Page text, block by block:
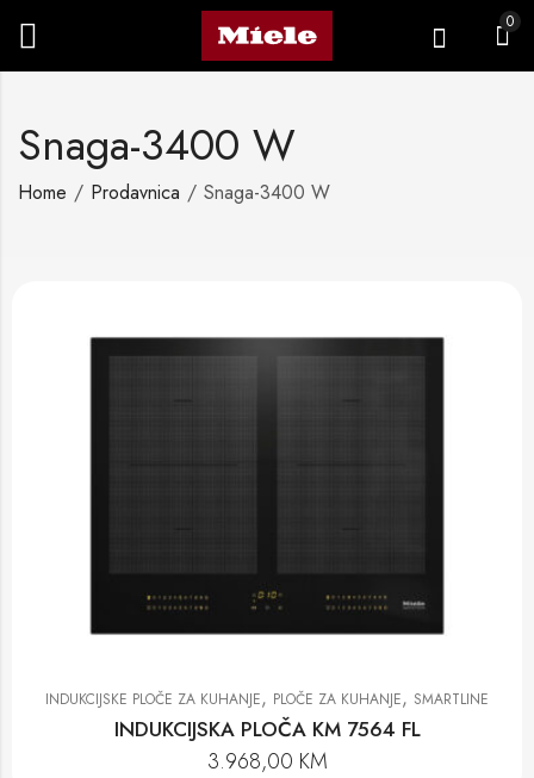
0
Snaga-3400 W
Home Prodavnica Snaga-3400 W
INDUKCIJSKE PLOČE ZA KUHANJE, PLOČE ZA KUHANJE, SMARTLINE
INDUKCIJSKA PLOČA KM 7564 FL
3.968,00 KM